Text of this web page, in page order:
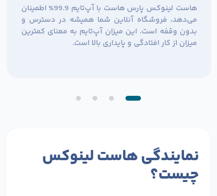
هاست لینوکس پارس هاست با آپ‌تایم 99.9% اطمینان
می‌دهد، فروشگاه آنلاین شما همیشه در دسترس و
بدون وقفه است. این میزان آپ‌تایم به معنای کمترین
میزان از کار افتادگی و پایداری بالا است.
نمایندگی هاست لینوکس
چیست؟